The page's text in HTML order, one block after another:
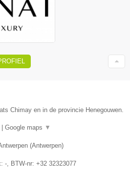
Chimay en in de provincie Henegouwen.
Google maps ▼
(Antwerpen)
-, BTW-nr: +32 32323077